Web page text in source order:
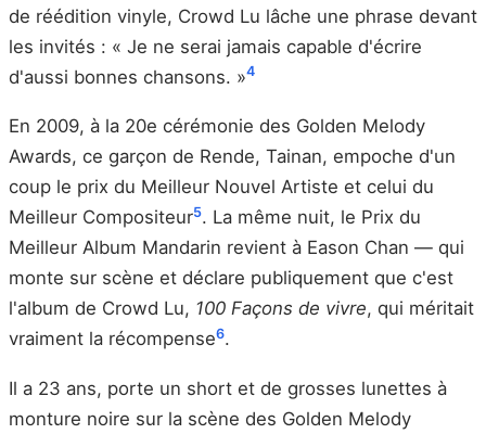
de réédition vinyle, Crowd Lu lâche une phrase devant
les invités : « Je ne serai jamais capable d'écrire
d'aussi bonnes chansons. »4
En 2009, à la 20e cérémonie des Golden Melody
Awards, ce garçon de Rende, Tainan, empoche d'un
coup le prix du Meilleur Nouvel Artiste et celui du
Meilleur Compositeur5. La même nuit, le Prix du
Meilleur Album Mandarin revient à Eason Chan — qui
monte sur scène et déclare publiquement que c'est
l'album de Crowd Lu, 100 Façons de vivre, qui méritait
vraiment la récompense6.
Il a 23 ans, porte un short et de grosses lunettes à
monture noire sur la scène des Golden Melody